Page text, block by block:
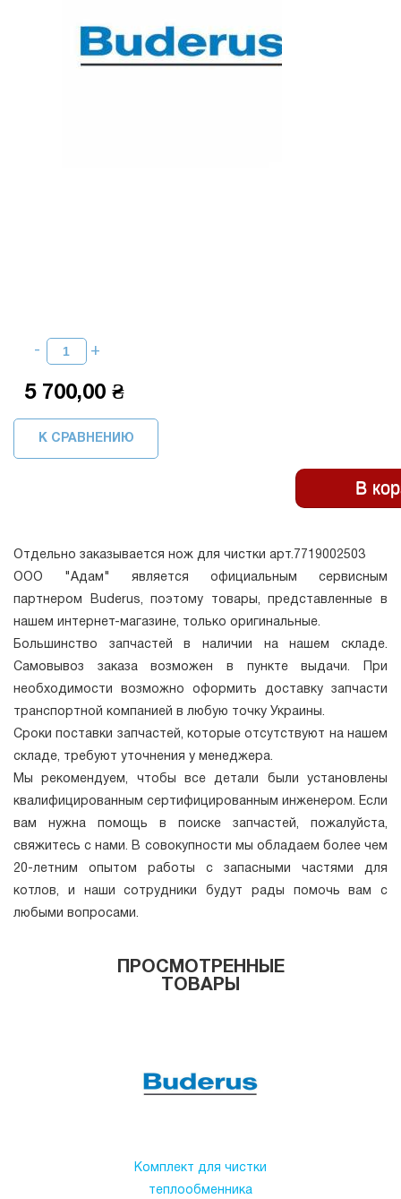
5 700,00 ₴
К СРАВНЕНИЮ
Отдельно заказывается нож для чистки арт.7719002503
ООО "Адам" является официальным сервисным
партнером Buderus, поэтому товары, представленные в
нашем интернет-магазине, только оригинальные.
Большинство запчастей в наличии на нашем складе.
Самовывоз заказа возможен в пункте выдачи. При
необходимости возможно оформить доставку запчасти
транспортной компанией в любую точку Украины.
Сроки поставки запчастей, которые отсутствуют на нашем
складе, требуют уточнения у менеджера.
Мы рекомендуем, чтобы все детали были установлены
квалифицированным сертифицированным инженером. Если
вам нужна помощь в поиске запчастей, пожалуйста,
свяжитесь с нами. В совокупности мы обладаем более чем
20-летним опытом работы с запасными частями для
котлов, и наши сотрудники будут рады помочь вам с
любыми вопросами.
ПРОСМОТРЕННЫЕ
ТОВАРЫ
Комплект для чистки
теплообменника